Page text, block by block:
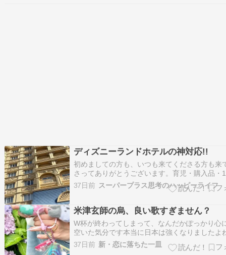
ディズニーランドホテルの神対応!!
初めましての方も、いつも来てくださる方も来
さってありがとうございます。育児・購入品・
など色々綴っています♪ひまわり自己紹介Xはこ
インスタはこちらフォロー、いいね大歓迎♡仲
ルに泊まったんだけど朝、ロビーに…
37日前 スーパープラス思考のハッピーライフ
米津玄師の烏、良い歌すぎません？
W杯が終わってしまって、なんだかぽっかり心
空いた気分です本当に日本は強くなりましたよ
ラジル戦も、もちろん2時から応援して盛り上
した⚽️娘は爆睡…笑次へと進めない結果になっ
37日前 新・恋に落ちた一皿